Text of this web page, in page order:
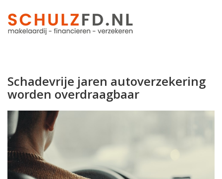
Schadevrije jaren autoverzekering
worden overdraagbaar